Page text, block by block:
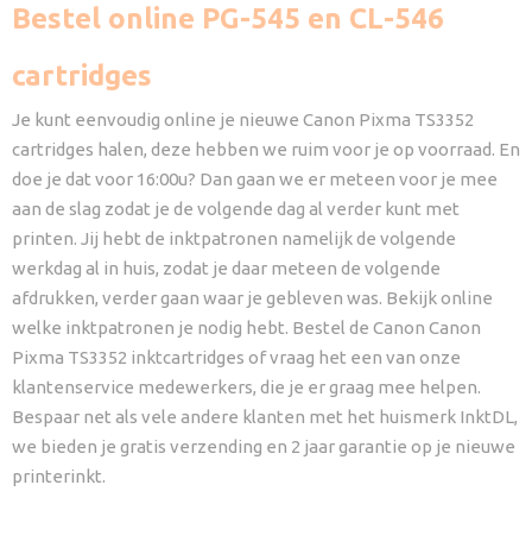
Bestel online PG-545 en CL-546
cartridges
Je kunt eenvoudig online je nieuwe Canon Pixma TS3352
cartridges halen, deze hebben we ruim voor je op voorraad. En
doe je dat voor 16:00u? Dan gaan we er meteen voor je mee
aan de slag zodat je de volgende dag al verder kunt met
printen. Jij hebt de inktpatronen namelijk de volgende
werkdag al in huis, zodat je daar meteen de volgende
afdrukken, verder gaan waar je gebleven was. Bekijk online
welke inktpatronen je nodig hebt. Bestel de Canon Canon
Pixma TS3352 inktcartridges of vraag het een van onze
klantenservice medewerkers, die je er graag mee helpen.
Bespaar net als vele andere klanten met het huismerk InktDL,
we bieden je gratis verzending en 2 jaar garantie op je nieuwe
printerinkt.